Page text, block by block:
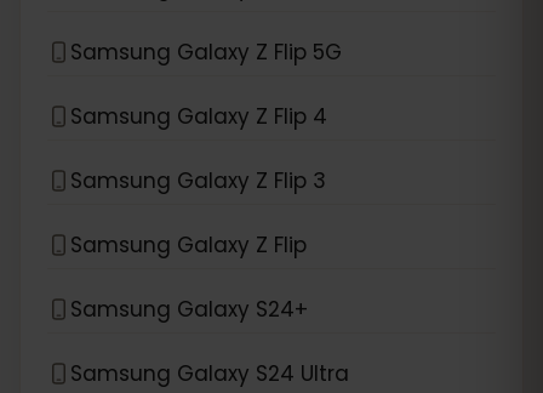
Samsung Galaxy Z Flip 5G
Samsung Galaxy Z Flip 4
Samsung Galaxy Z Flip 3
Samsung Galaxy Z Flip
Samsung Galaxy S24+
Samsung Galaxy S24 Ultra